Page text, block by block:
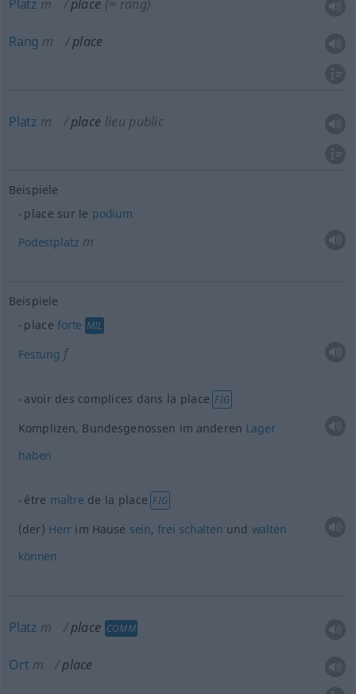
Platz m place (≈ rang)
Rang m place
Platz m place lieu public
Beispiele
place sur le podium
Podestplatz m
Beispiele
placeforte MIL
Festung f
avoir des complices dans la place FIG
Komplizen, Bundesgenossen im anderen Lager
haben
être maître de la place FIG
(der) Herr im Hause sein,frei schalten und walten
können
Platz m place COMM
Ort m place